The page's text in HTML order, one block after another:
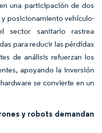
una participación de dos
posicionamiento vehículo-
sector sanitario rastrea
para reducir las pérdidas
de análisis refuerzan los
apoyando la inversión
se convierte en un
y robots demandan